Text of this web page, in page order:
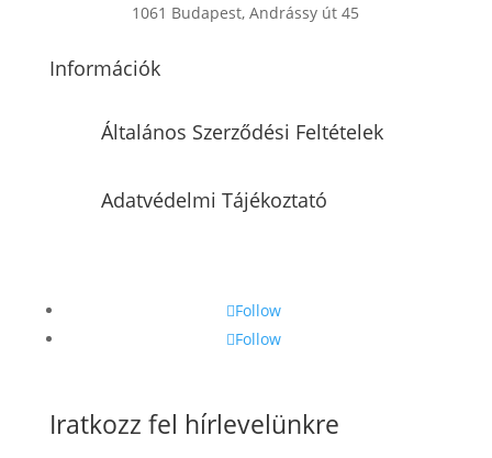
1061 Budapest, Andrássy út 45
Információk
Általános Szerződési Feltételek
Adatvédelmi Tájékoztató
Follow
Follow
Iratkozz fel hírlevelünkre